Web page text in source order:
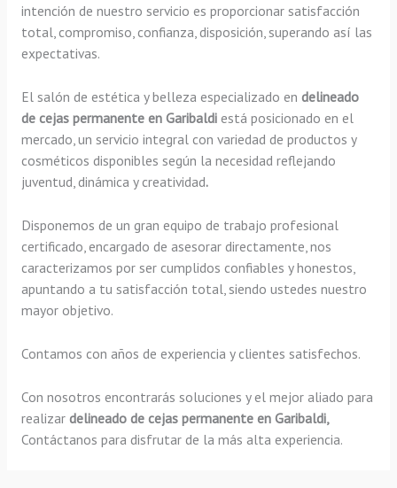
intención de nuestro servicio es proporcionar satisfacción
total, compromiso, confianza, disposición, superando así las
expectativas.
El salón de estética y belleza especializado en delineado
de cejas permanente en Garibaldiestá posicionado en el
mercado, un servicio integral con variedad de productos y
cosméticos disponibles según la necesidad reflejando
juventud, dinámica y creatividad.
Disponemos de un gran equipo de trabajo profesional
certificado, encargado de asesorar directamente, nos
caracterizamos por ser cumplidos confiables y honestos,
apuntando a tu satisfacción total, siendo ustedes nuestro
mayor objetivo.
Contamos con años de experiencia y clientes satisfechos.
Con nosotros encontrarás soluciones y el mejor aliado para
realizar delineado de cejas permanente en Garibaldi,
Contáctanos para disfrutar de la más alta experiencia.